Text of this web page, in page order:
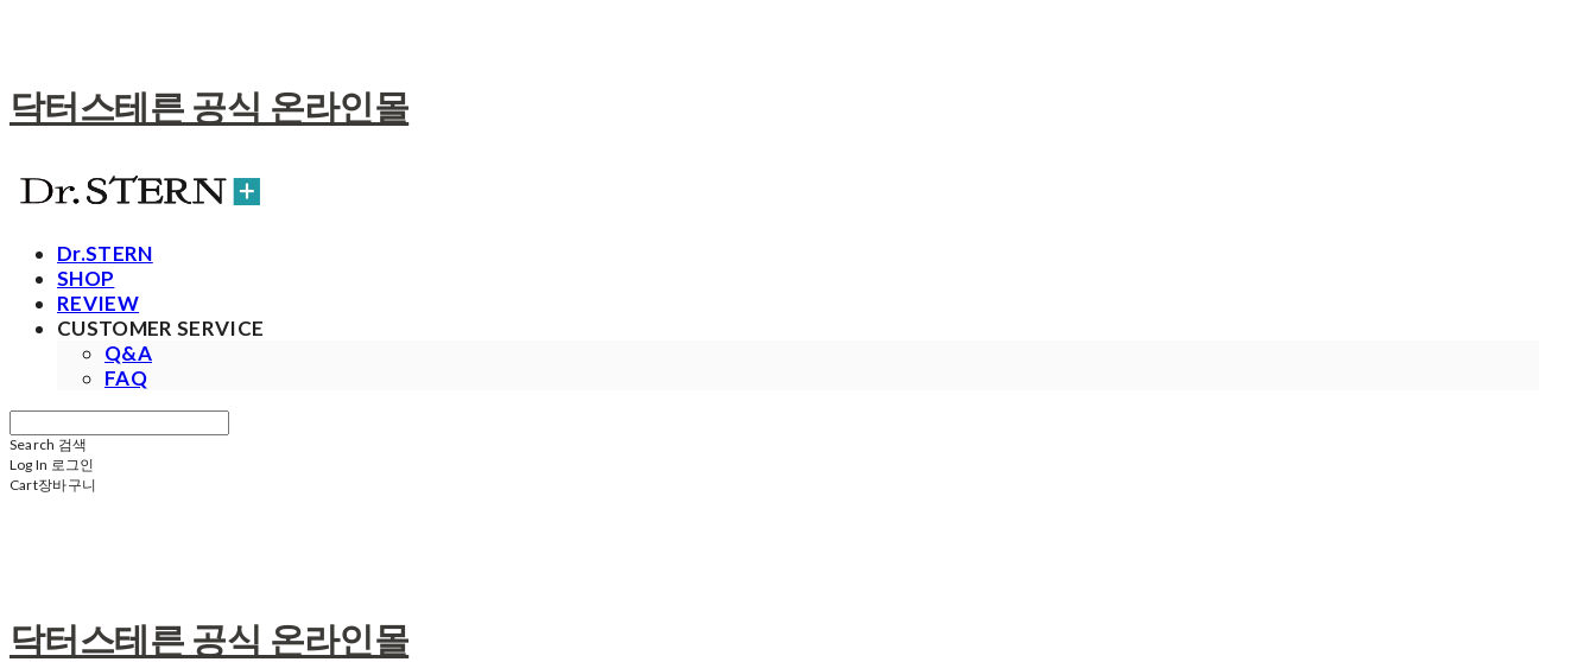
닥터스테른 공식 온라인몰
Dr.STERN
SHOP
REVIEW
CUSTOMER SERVICE
Q&A
FAQ
Search 검색
Log In 로그인
Cart장바구니
닥터스테른 공식 온라인몰